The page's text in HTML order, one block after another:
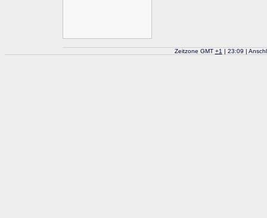
Zeitzone GMT +1 | 23:09 |